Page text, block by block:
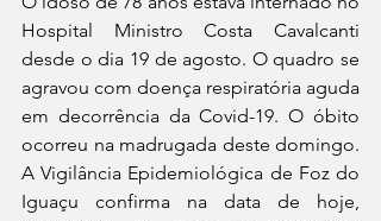
Hospital Ministro Costa Cavalcanti
desde o dia 19 de agosto. O quadro se
agravou com doença respiratória aguda
em decorrência da Covid-19. O óbito
ocorreu na madrugada deste domingo.
A Vigilância Epidemiológica de Foz do
Iguaçu confirma na data de hoje,